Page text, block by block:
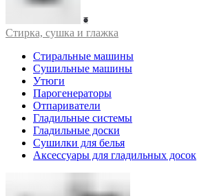
Стирка, сушка и глажка
Стиральные машины
Сушильные машины
Утюги
Парогенераторы
Отпариватели
Гладильные системы
Гладильные доски
Сушилки для белья
Аксессуары для гладильных досок